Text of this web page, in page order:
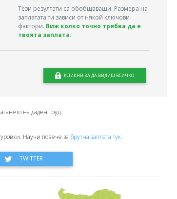
Тези резултати са обобщаващи. Размера на
заплатата ти зависи от някой ключови
фактори. Виж колко точно трябва да е
твоята заплата.
КЛИКНИ ЗА ДА ВИДИШ ВСИЧКО
на даден труд.
Научи повече за брутна заплата тук.